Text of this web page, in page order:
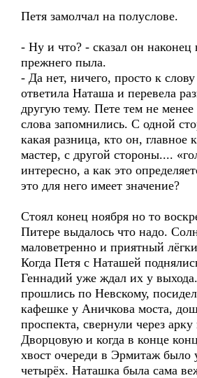
Петя замолчал на полуслове.
- Ну и что? - сказал он наконец
прежнего пыла.
- Да нет, ничего, просто к
ответила Наташа и перевела
другую тему. Пете тем не
слова запомнились. С одной
какая разница, кто он, главное
мастер, с другой стороны....
интересно, а как это
это для него имеет значение?
Стоял конец ноября но то
Питере выдалось что надо.
маловетренно и приятный
Когда Петя с Наташей
Геннадий уже ждал их у
прошлись по Невскому,
кафешке у Аничкова моста,
проспекта, свернули через
Дворцовую и когда в конце
хвост очереди в Эрмитаж было
четырёх. Наташка была сама